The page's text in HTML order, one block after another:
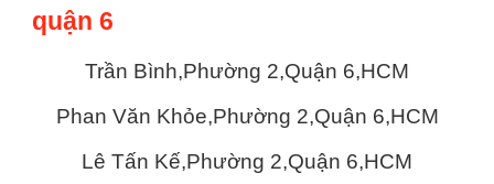
quận 6
Trần Bình,Phường 2,Quận 6,HCM
Phan Văn Khỏe,Phường 2,Quận 6,HCM
Lê Tấn Kế,Phường 2,Quận 6,HCM